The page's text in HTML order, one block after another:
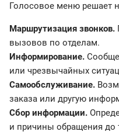
Голосовое меню решает
Маршрутизация звонков.
вызовов по отделам.
Информирование.
или чрезвычайных
Самообслуживание.
заказа или другую
Сбор информации.
и причины обращения до